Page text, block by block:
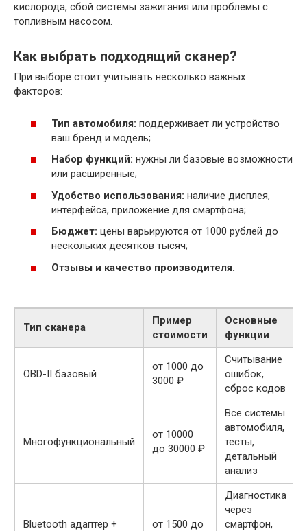
кислорода, сбой системы зажигания или проблемы с
топливным насосом.
Как выбрать подходящий сканер?
При выборе стоит учитывать несколько важных
факторов:
Тип автомобиля: поддерживает ли устройство
ваш бренд и модель;
Набор функций: нужны ли базовые возможности
или расширенные;
Удобство использования: наличие дисплея,
интерфейса, приложение для смартфона;
Бюджет: цены варьируются от 1000 рублей до
нескольких десятков тысяч;
Отзывы и качество производителя.
Тип сканера
Пример
стоимости
Основные
функции
OBD-II базовый
от 1000 до
3000 ₽
Считывание
ошибок,
сброс кодов
Многофункциональный
от 10000
до 30000 ₽
Все системы
автомобиля,
тесты,
детальный
анализ
Bluetooth адаптер +
от 1500 до
Диагностика
через
смартфон,